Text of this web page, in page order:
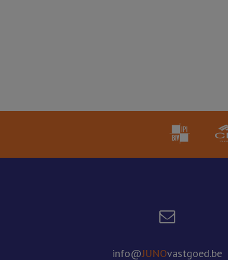
info@JUNOvastgoed.be